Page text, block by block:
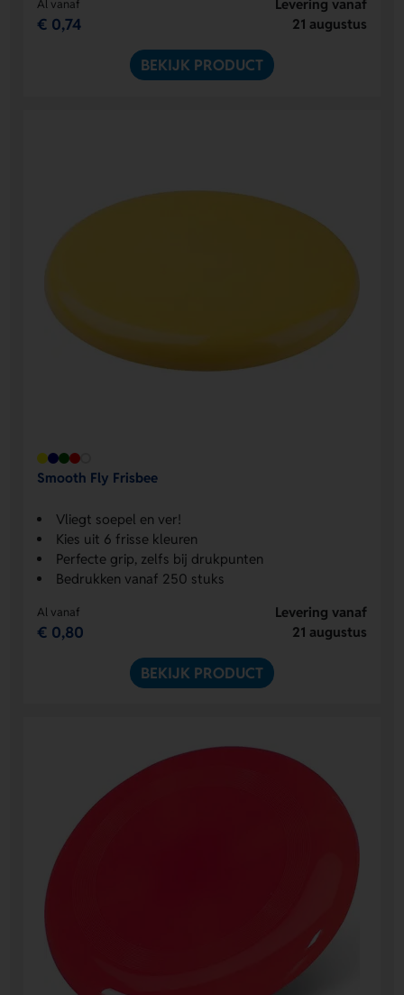
Al vanaf
€ 0,74
Levering vanaf
21 augustus
BEKIJK PRODUCT
Smooth Fly Frisbee
Vliegt soepel en ver!
Kies uit 6 frisse kleuren
Perfecte grip, zelfs bij drukpunten
Bedrukken vanaf 250 stuks
Al vanaf
€ 0,80
Levering vanaf
21 augustus
BEKIJK PRODUCT